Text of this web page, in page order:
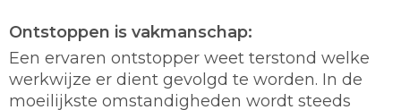
Ontstoppen is vakmanschap:
Een ervaren ontstopper weet terstond welke
werkwijze er dient gevolgd te worden. In de
moeilijkste omstandigheden wordt steeds